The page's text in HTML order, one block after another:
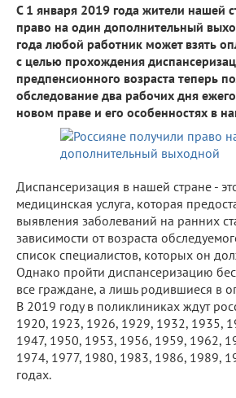
С 1 января 2019 года жители нашей
право на один дополнительный
года любой работник может взять
с целью прохождения
предпенсионного возраста теперь
обследование два рабочих дня
новом праве и его особенностях в
Диспансеризация в нашей стране -
медицинская услуга, которая
выявления заболеваний на ранних
зависимости от возраста
список специалистов, которых он
Однако пройти диспансеризацию
все граждане, а лишь родившиеся в
В 2019 году в поликлиниках ждут
1920, 1923, 1926, 1929, 1932, 1935,
1947, 1950, 1953, 1956, 1959, 1962,
1974, 1977, 1980, 1983, 1986, 1989,
годах.